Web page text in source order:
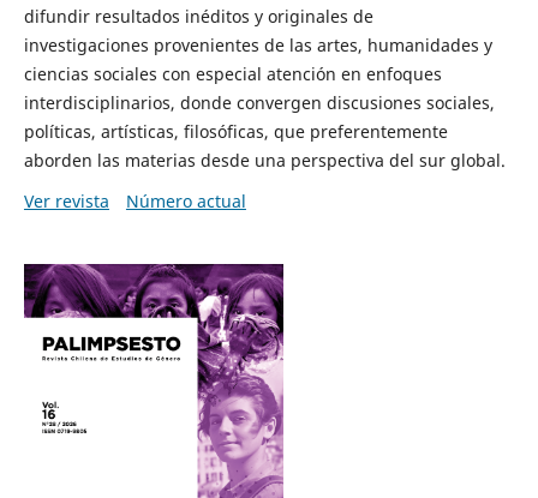
difundir resultados inéditos y originales de
investigaciones provenientes de las artes, humanidades y
ciencias sociales con especial atención en enfoques
interdisciplinarios, donde convergen discusiones sociales,
políticas, artísticas, filosóficas, que preferentemente
aborden las materias desde una perspectiva del sur global.
Ver revista
Número actual